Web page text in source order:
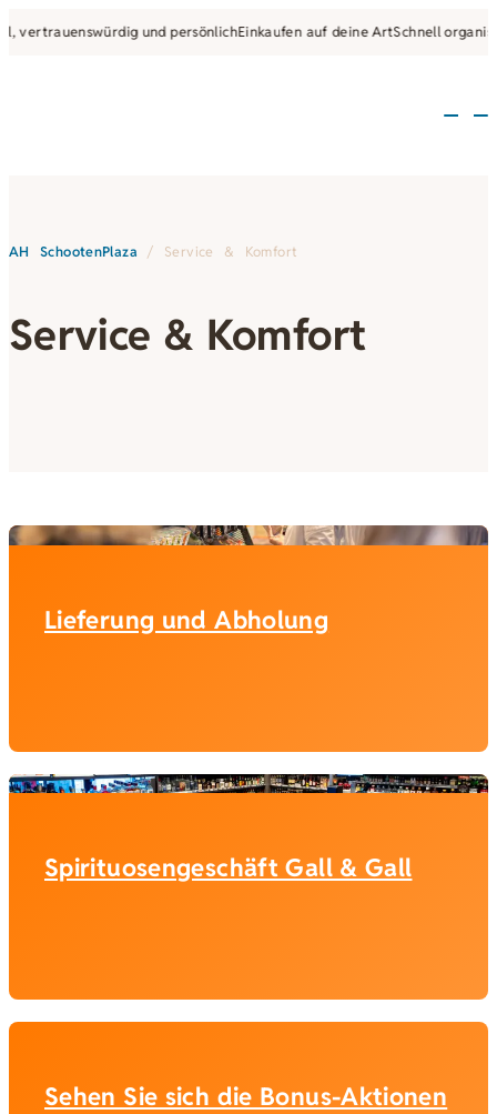
und persönlichEinkaufen auf deine ArtSchnell
AH SchootenPlaza / Service & Komfort
Service & Komfort
Lieferung und Abholung
Spirituosengeschäft Gall & Gall
Sehen Sie sich die Bonus-Aktionen